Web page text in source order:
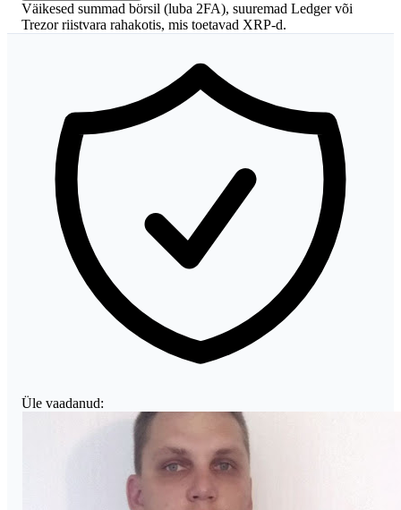
Väikesed summad börsil (luba 2FA), suuremad Ledger või
Trezor riistvara rahakotis, mis toetavad XRP-d.
Üle vaadanud: